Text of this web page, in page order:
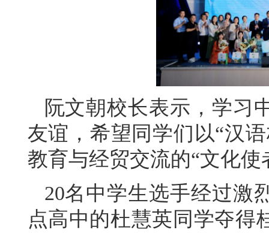
阮文朝校长表示，学习
友谊，希望同学们以“汉
教育与经贸交流的“文化使
20名中学生选手经过激
点高中的杜慧英同学夺得